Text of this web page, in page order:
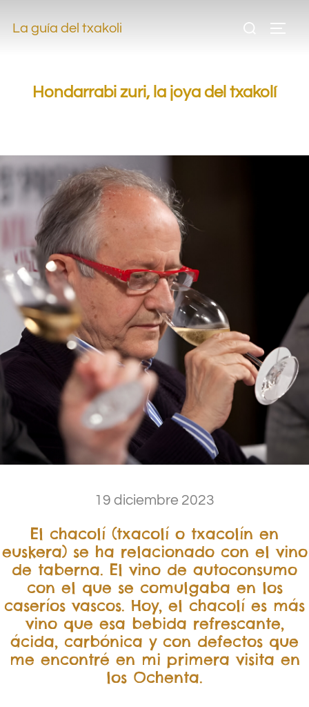
La guía del txakoli
Hondarrabi zuri, la joya del txakolí
19 diciembre 2023
El chacolí (txacolí o txacolín en
euskera) se ha relacionado con el vino
de taberna. El vino de autoconsumo
con el que se comulgaba en los
caseríos vascos. Hoy, el chacolí es más
vino que esa bebida refrescante,
ácida, carbónica y con defectos que
me encontré en mi primera visita en
los Ochenta.